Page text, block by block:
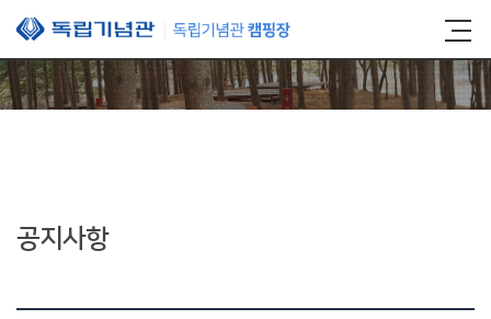
본문 바로가기
공지사항